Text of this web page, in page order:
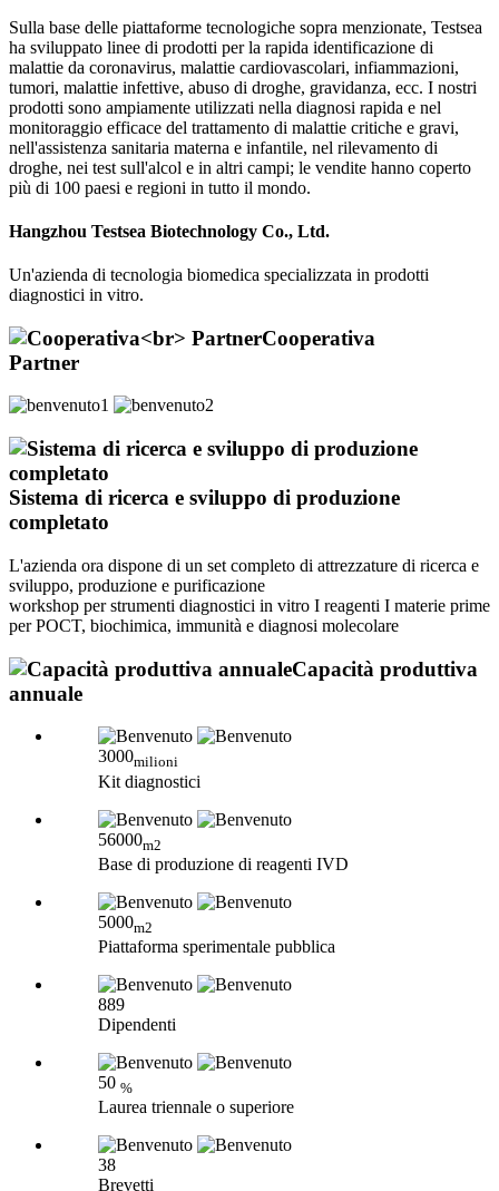
Sulla base delle piattaforme tecnologiche sopra menzionate, Testsea
ha sviluppato linee di prodotti per la rapida identificazione di
malattie da coronavirus, malattie cardiovascolari, infiammazioni,
tumori, malattie infettive, abuso di droghe, gravidanza, ecc. I nostri
prodotti sono ampiamente utilizzati nella diagnosi rapida e nel
monitoraggio efficace del trattamento di malattie critiche e gravi,
nell'assistenza sanitaria materna e infantile, nel rilevamento di
droghe, nei test sull'alcol e in altri campi; le vendite hanno coperto
più di 100 paesi e regioni in tutto il mondo.
Hangzhou Testsea Biotechnology Co., Ltd.
Un'azienda di tecnologia biomedica specializzata in prodotti
diagnostici in vitro.
Cooperativa
Partner
Sistema di ricerca e sviluppo di produzione
completato
L'azienda ora dispone di un set completo di attrezzature di ricerca e
sviluppo, produzione e purificazione
workshop per strumenti diagnostici in vitro I reagenti I materie prime
per POCT, biochimica, immunità e diagnosi molecolare
Capacità produttiva
annuale
3000milioni
Kit diagnostici
56000m2
Base di produzione di reagenti IVD
5000m2
Piattaforma sperimentale pubblica
889
Dipendenti
50 %
Laurea triennale o superiore
38
Brevetti